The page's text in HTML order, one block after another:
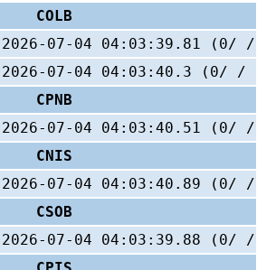
COLB
2026-07-04 04:03:39.81 (0/
2026-07-04 04:03:40.3 (0/ /
CPNB
2026-07-04 04:03:40.51 (0/
CNIS
2026-07-04 04:03:40.89 (0/
CSOB
2026-07-04 04:03:39.88 (0/